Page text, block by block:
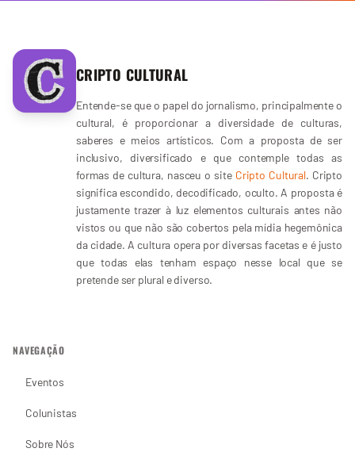
CRIPTO CULTURAL
Entende-se que o papel do jornalismo, principalmente o
cultural, é proporcionar a diversidade de culturas,
saberes e meios artísticos. Com a proposta de ser
inclusivo, diversificado e que contemple todas as
formas de cultura, nasceu o site Cripto Cultural. Cripto
significa escondido, decodificado, oculto. A proposta é
justamente trazer à luz elementos culturais antes não
vistos ou que não são cobertos pela mídia hegemônica
da cidade. A cultura opera por diversas facetas e é justo
que todas elas tenham espaço nesse local que se
pretende ser plural e diverso.
NAVEGAÇÃO
Eventos
Colunistas
Sobre Nós